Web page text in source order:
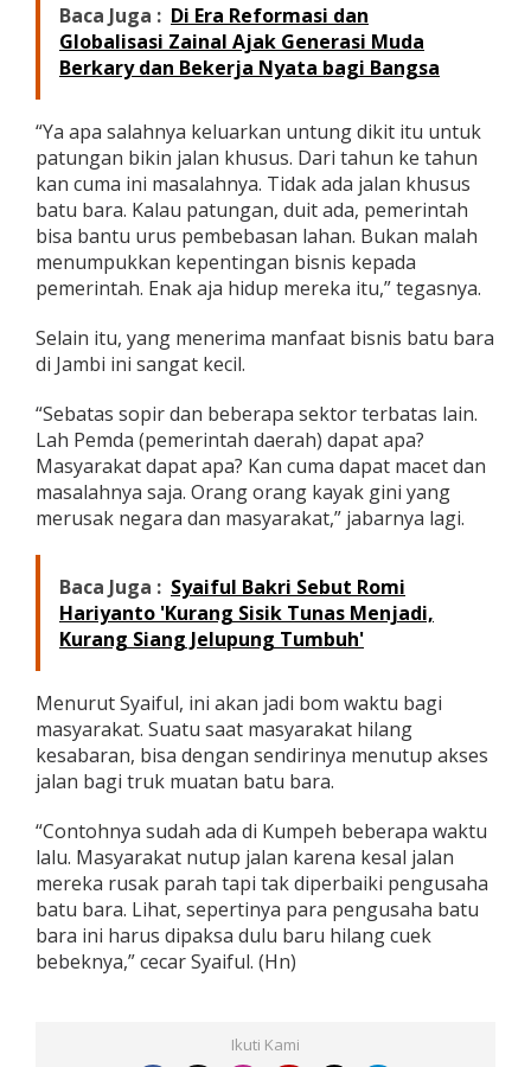
Baca Juga : Di Era Reformasi dan
Globalisasi Zainal Ajak Generasi Muda
Berkary dan Bekerja Nyata bagi Bangsa
“Ya apa salahnya keluarkan untung dikit itu untuk
patungan bikin jalan khusus. Dari tahun ke tahun
kan cuma ini masalahnya. Tidak ada jalan khusus
batu bara. Kalau patungan, duit ada, pemerintah
bisa bantu urus pembebasan lahan. Bukan malah
menumpukkan kepentingan bisnis kepada
pemerintah. Enak aja hidup mereka itu,” tegasnya.
Selain itu, yang menerima manfaat bisnis batu bara
di Jambi ini sangat kecil.
“Sebatas sopir dan beberapa sektor terbatas lain.
Lah Pemda (pemerintah daerah) dapat apa?
Masyarakat dapat apa? Kan cuma dapat macet dan
masalahnya saja. Orang orang kayak gini yang
merusak negara dan masyarakat,” jabarnya lagi.
Baca Juga : Syaiful Bakri Sebut Romi
Hariyanto 'Kurang Sisik Tunas Menjadi,
Kurang Siang Jelupung Tumbuh'
Menurut Syaiful, ini akan jadi bom waktu bagi
masyarakat. Suatu saat masyarakat hilang
kesabaran, bisa dengan sendirinya menutup akses
jalan bagi truk muatan batu bara.
“Contohnya sudah ada di Kumpeh beberapa waktu
lalu. Masyarakat nutup jalan karena kesal jalan
mereka rusak parah tapi tak diperbaiki pengusaha
batu bara. Lihat, sepertinya para pengusaha batu
bara ini harus dipaksa dulu baru hilang cuek
bebeknya,” cecar Syaiful. (Hn)
Ikuti Kami